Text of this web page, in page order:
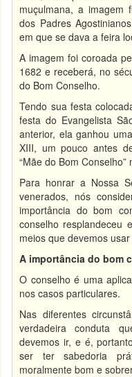
muçulmana, a imagem
dos Padres
em que se dava a feira
A imagem foi coroada
1682 e receberá, no
do Bom Conselho.
Tendo sua festa
festa do Evangelista
anterior, ela ganhou
XIII, um pouco antes
“Mãe do Bom
Para honrar a Nossa
venerados, nós
importância do bom
conselho resplandeceu
meios que devemos
A importância do bom
O conselho é uma
nos casos particulares.
Nas diferentes
verdadeira conduta
devemos ir, e é,
ser ter sabedoria
moralmente bom e